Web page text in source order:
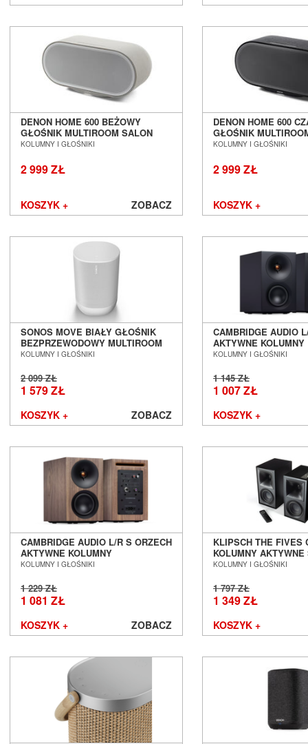
DENON HOME 600 BEŻOWY
GŁOŚNIK MULTIROOM SALON
POZNAŃ WROCŁAW
KOLUMNY I GŁOŚNIKI
2 999 ZŁ
KOSZYK + ZOBACZ
DENON HOME 600
GŁOŚNIK
POZNAŃ WROCŁAW
KOLUMNY I GŁOŚNIKI
2 999 ZŁ
KOSZYK +
SONOS MOVE BIAŁY GŁOŚNIK
BEZPRZEWODOWY MULTIROOM
SALON POZNAŃ WROCŁAW !!!
DOSTĘPNY OD RĘKI ---
KOLUMNY I GŁOŚNIKI
2 099 ZŁ
1 579 ZŁ
KOSZYK + ZOBACZ
CAMBRIDGE AUDIO
AKTYWNE KOLUMNY
PODSTAWKOWE
KOLUMNY I GŁOŚNIKI
1 145 ZŁ
1 007 ZŁ
KOSZYK +
CAMBRIDGE AUDIO L/R S ORZECH
AKTYWNE KOLUMNY
PODSTAWKOWE SALON POZNAŃ
KOLUMNY I GŁOŚNIKI
1 229 ZŁ
1 081 ZŁ
KOSZYK + ZOBACZ
KLIPSCH THE FIVES
KOLUMNY
POZNAŃ WROCŁAW
KOLUMNY I GŁOŚNIKI
1 797 ZŁ
1 349 ZŁ
KOSZYK +